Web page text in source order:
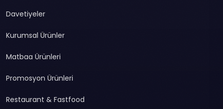
Davetiyeler
Kurumsal Ürünler
Matbaa Ürünleri
Promosyon Ürünleri
Restaurant & Fastfood